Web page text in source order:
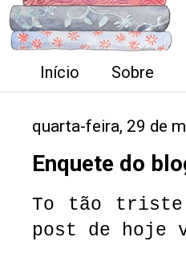
Início Sobre
quarta-feira, 29 de
Enquete do
To tão triste
post de hoje